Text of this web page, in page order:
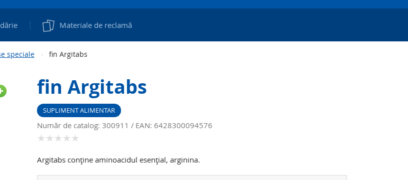
Materiale de reclamă
speciale fin Argitabs
fin Argitabs
SUPLIMENT ALIMENTAR
Număr de catalog: 300911 EAN: 6428300094576
Argitabs conţine aminoacidul esenţial, arginina.